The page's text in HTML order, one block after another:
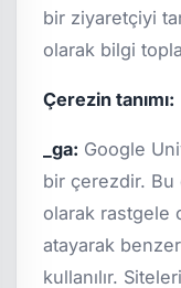
bir ziyaretçiyi
olarak bilgi
Çerezin tanımı:
_ga: Google
bir çerezdir. Bu
olarak rastgele
atayarak
kullanılır.